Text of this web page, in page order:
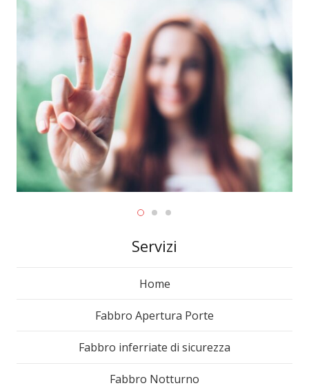
Servizi
Home
Fabbro Apertura Porte
Fabbro inferriate di sicurezza
Fabbro Notturno